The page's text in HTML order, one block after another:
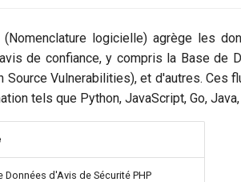
logicielle) agrège les
de confiance, y compris la Base de
Source Vulnerabilities), et d'autres. Ces
tels que Python, JavaScript, Go,
Données d'Avis de Sécurité PHP